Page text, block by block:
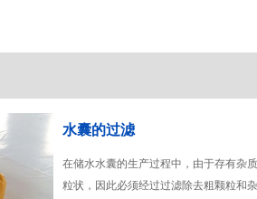
水囊的过滤
在储水水囊的生产过程中，由于存有杂
粒状，因此必须经过过滤除去粗颗粒和